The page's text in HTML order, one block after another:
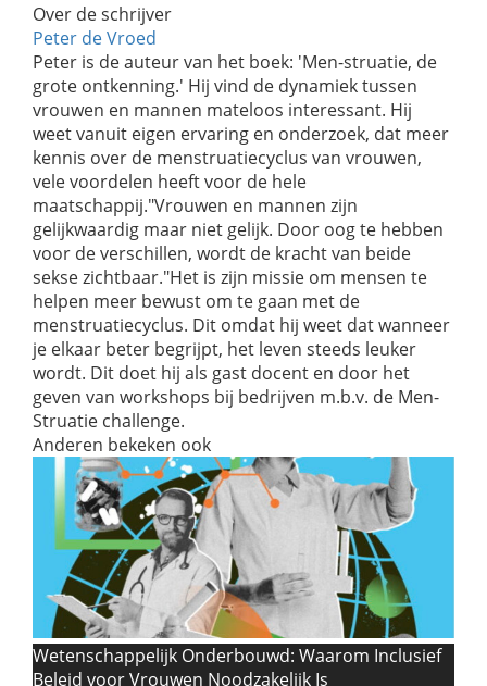
Over de schrijver
Peter de Vroed
Peter is de auteur van het boek: 'Men-struatie, de
grote ontkenning.' Hij vind de dynamiek tussen
vrouwen en mannen mateloos interessant. Hij
weet vanuit eigen ervaring en onderzoek, dat meer
kennis over de menstruatiecyclus van vrouwen,
vele voordelen heeft voor de hele
maatschappij."Vrouwen en mannen zijn
gelijkwaardig maar niet gelijk. Door oog te hebben
voor de verschillen, wordt de kracht van beide
sekse zichtbaar."Het is zijn missie om mensen te
helpen meer bewust om te gaan met de
menstruatiecyclus. Dit omdat hij weet dat wanneer
je elkaar beter begrijpt, het leven steeds leuker
wordt. Dit doet hij als gast docent en door het
geven van workshops bij bedrijven m.b.v. de Men-
Struatie challenge.
Anderen bekeken ook
Wetenschappelijk Onderbouwd: Waarom Inclusief
Beleid voor Vrouwen Noodzakelijk Is